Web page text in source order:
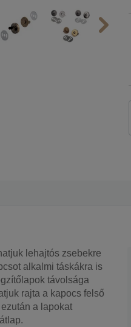
lehajtós zsebekre
alkalmi táskákra is
távolsága
rajta a kapocs felső
a lapokat